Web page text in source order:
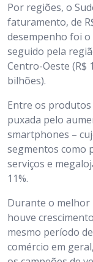
Por regiões, o
faturamento, de
desempenho foi o
seguido pela
Centro-Oeste (R$
bilhões).
Entre os
puxada pelo
smartphones –
segmentos como
serviços e
11%.
Durante o melhor
houve
mesmo período
comércio em